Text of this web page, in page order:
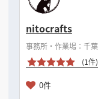
nitocrafts
事務所・作業場：千
(1件)
0件